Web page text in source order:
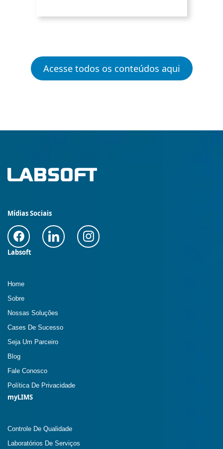
Acesse todos os conteúdos aqui
Mídias Sociais
Labsoft
Home
Sobre
Nossas Soluções
Cases De Sucesso
Seja Um Parceiro
Blog
Fale Conosco
Política De Privacidade
myLIMS
Controle De Qualidade
Laboratórios De Serviços